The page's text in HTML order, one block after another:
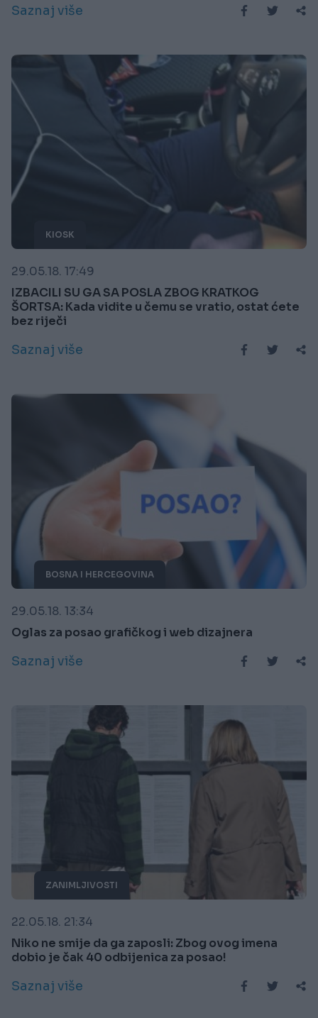
Saznaj više
KIOSK
29.05.18. 17:49
IZBACILI SU GA SA POSLA ZBOG KRATKOG
ŠORTSA: Kada vidite u čemu se vratio, ostat ćete
bez riječi
Saznaj više
BOSNA I HERCEGOVINA
29.05.18. 13:34
Oglas za posao grafičkog i web dizajnera
Saznaj više
ZANIMLJIVOSTI
22.05.18. 21:34
Niko ne smije da ga zaposli: Zbog ovog imena
dobio je čak 40 odbijenica za posao!
Saznaj više